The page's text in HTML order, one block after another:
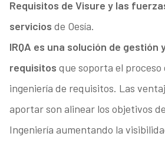
Requisitos de Visure y las
servicios de Oesía.
IRQA es una solución de gestión
requisitos que soporta el proceso
ingeniería de requisitos. Las
aportar son alinear los objetivos
Ingeniería aumentando la